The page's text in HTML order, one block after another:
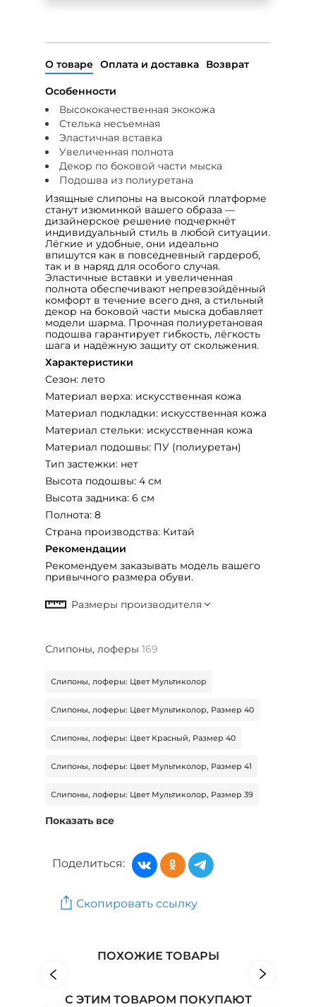
О товаре Оплата и доставка Возврат
Особенности
Высококачественная экокожа
Стелька несъемная
Эластичная вставка
Увеличенная полнота
Декор по боковой части мыска
Подошва из полиуретана
Изящные слипоны на высокой платформе
станут изюминкой вашего образа —
дизайнерское решение подчеркнёт
индивидуальный стиль в любой ситуации.
Лёгкие и удобные, они идеально
впишутся как в повседневный гардероб,
так и в наряд для особого случая.
Эластичные вставки и увеличенная
полнота обеспечивают непревзойдённый
комфорт в течение всего дня, а стильный
декор на боковой части мыска добавляет
модели шарма. Прочная полиуретановая
подошва гарантирует гибкость, лёгкость
шага и надёжную защиту от скольжения.
Характеристики
Сезон: лето
Материал верха: искусственная кожа
Материал подкладки: искусственная кожа
Материал стельки: искусственная кожа
Материал подошвы: ПУ (полиуретан)
Тип застежки: нет
Высота подошвы: 4 см
Высота задника: 6 см
Полнота: 8
Страна производства: Китай
Рекомендации
Рекомендуем заказывать модель вашего
привычного размера обуви.
Слипоны, лоферы 169
Слипоны, лоферы: Цвет Мультиколор
Слипоны, лоферы: Цвет Мультиколор, Размер 40
Слипоны, лоферы: Цвет Красный, Размер 40
Слипоны, лоферы: Цвет Мультиколор, Размер 41
Слипоны, лоферы: Цвет Мультиколор, Размер 39
Слипоны, лоферы: Цвет Бордовый
Слипоны, лоферы: Цвет Бордовый, Размер 41
Обувь: Бренд SHOIBERG
Обувь: Бренд wun der SPUR
Показать все
Поделиться:
Скопировать ссылку
ПОХОЖИЕ ТОВАРЫ
С ЭТИМ ТОВАРОМ ПОКУПАЮТ